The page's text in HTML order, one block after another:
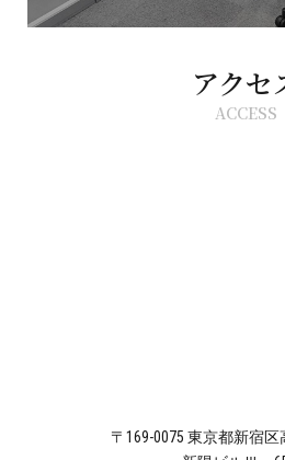
アクセ
ACCESS
〒169-0075 東京都新宿区